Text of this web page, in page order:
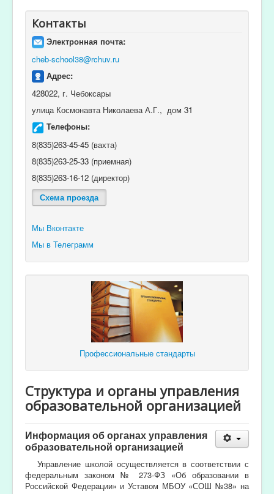
Контакты
Электронная почта:
cheb-school38@rchuv.ru
Адрес:
428022, г. Чебоксары
улица Космонавта Николаева А.Г., дом 31
Телефоны:
8(835)263-45-45 (вахта)
8(835)263-25-33 (приемная)
8(835)263-16-12 (директор)
Схема проезда
Мы Вконтакте
Мы в Телеграмм
Профессиональные стандарты
Структура и органы управления
образовательной организацией
Информация об органах управления
образовательной организацией
Управление школой осуществляется в соответствии с
федеральным законом № 273-ФЗ «Об образовании в
Российской Федерации» и Уставом МБОУ «СОШ №38» на